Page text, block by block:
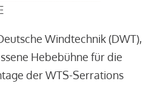
Windtechnik (DWT),
Hebebühne für die
der WTS-Serrations